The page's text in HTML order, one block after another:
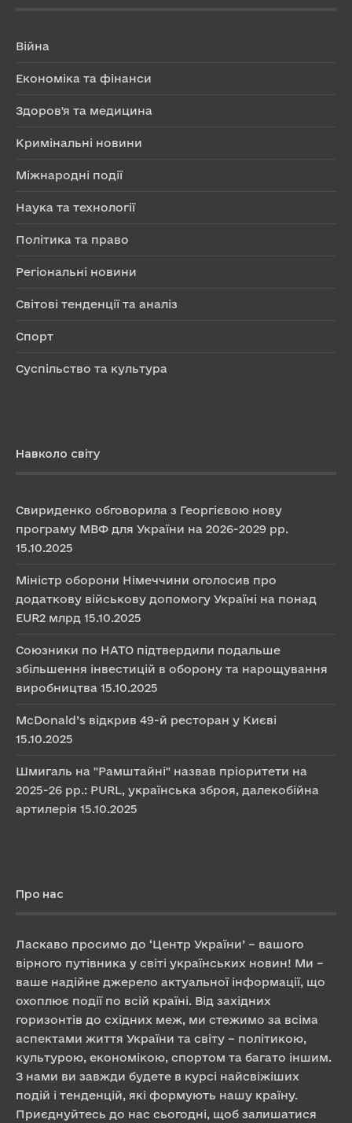
Війна
Економіка та фінанси
Здоров'я та медицина
Кримінальні новини
Міжнародні події
Наука та технології
Політика та право
Регіональні новини
Світові тенденції та аналіз
Спорт
Суспільство та культура
Навколо світу
Свириденко обговорила з Георгієвою нову
програму МВФ для України на 2026-2029 рр.
15.10.2025
Міністр оборони Німеччини оголосив про
додаткову військову допомогу Україні на понад
EUR2 млрд 15.10.2025
Союзники по НАТО підтвердили подальше
збільшення інвестицій в оборону та нарощування
виробництва 15.10.2025
McDonald’s відкрив 49-й ресторан у Києві
15.10.2025
Шмигаль на "Рамштайні" назвав пріоритети на
2025-26 рр.: PURL, українська зброя, далекобійна
артилерія 15.10.2025
Про нас
Ласкаво просимо до ‘Центр України’ – вашого
вірного путівника у світі українських новин! Ми –
ваше надійне джерело актуальної інформації, що
охоплює події по всій країні. Від західних
горизонтів до східних меж, ми стежимо за всіма
аспектами життя України та світу – політикою,
культурою, економікою, спортом та багато іншим.
З нами ви завжди будете в курсі найсвіжіших
подій і тенденцій, які формують нашу країну.
Приєднуйтесь до нас сьогодні, щоб залишатися